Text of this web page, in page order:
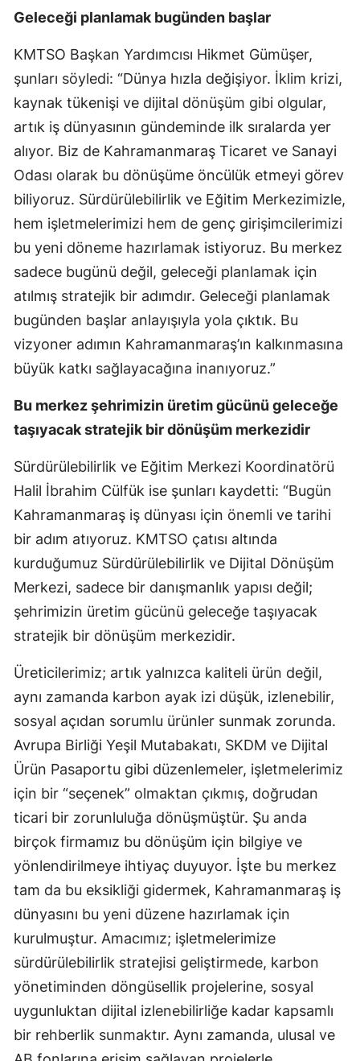
Geleceği planlamak bugünden başlar
KMTSO Başkan Yardımcısı Hikmet Gümüşer,
şunları söyledi: “Dünya hızla değişiyor. İklim krizi,
kaynak tükenişi ve dijital dönüşüm gibi olgular,
artık iş dünyasının gündeminde ilk sıralarda yer
alıyor. Biz de Kahramanmaraş Ticaret ve Sanayi
Odası olarak bu dönüşüme öncülük etmeyi görev
biliyoruz. Sürdürülebilirlik ve Eğitim Merkezimizle,
hem işletmelerimizi hem de genç girişimcilerimizi
bu yeni döneme hazırlamak istiyoruz. Bu merkez
sadece bugünü değil, geleceği planlamak için
atılmış stratejik bir adımdır. Geleceği planlamak
bugünden başlar anlayışıyla yola çıktık. Bu
vizyoner adımın Kahramanmaraş’ın kalkınmasına
büyük katkı sağlayacağına inanıyoruz.”
Bu merkez şehrimizin üretim gücünü geleceğe
taşıyacak stratejik bir dönüşüm merkezidir
Sürdürülebilirlik ve Eğitim Merkezi Koordinatörü
Halil İbrahim Cülfük ise şunları kaydetti: “Bugün
Kahramanmaraş iş dünyası için önemli ve tarihi
bir adım atıyoruz. KMTSO çatısı altında
kurduğumuz Sürdürülebilirlik ve Dijital Dönüşüm
Merkezi, sadece bir danışmanlık yapısı değil;
şehrimizin üretim gücünü geleceğe taşıyacak
stratejik bir dönüşüm merkezidir.
Üreticilerimiz; artık yalnızca kaliteli ürün değil,
aynı zamanda karbon ayak izi düşük, izlenebilir,
sosyal açıdan sorumlu ürünler sunmak zorunda.
Avrupa Birliği Yeşil Mutabakatı, SKDM ve Dijital
Ürün Pasaportu gibi düzenlemeler, işletmelerimiz
için bir “seçenek” olmaktan çıkmış, doğrudan
ticari bir zorunluluğa dönüşmüştür. Şu anda
birçok firmamız bu dönüşüm için bilgiye ve
yönlendirilmeye ihtiyaç duyuyor. İşte bu merkez
tam da bu eksikliği gidermek, Kahramanmaraş iş
dünyasını bu yeni düzene hazırlamak için
kurulmuştur. Amacımız; işletmelerimize
sürdürülebilirlik stratejisi geliştirmede, karbon
yönetiminden döngüsellik projelerine, sosyal
uygunluktan dijital izlenebilirliğe kadar kapsamlı
bir rehberlik sunmaktır. Aynı zamanda, ulusal ve